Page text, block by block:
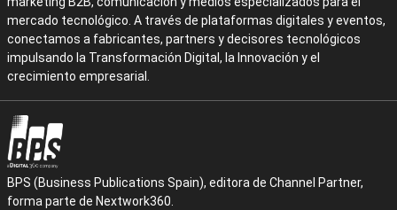
mercado tecnológico. A través de plataformas digitales y eventos,
conectamos a fabricantes, partners y decisores tecnológicos
impulsando la Transformación Digital, la Innovación y el
crecimiento empresarial.
BPS (Business Publications Spain), editora de Channel Partner,
forma parte de Nextwork360.